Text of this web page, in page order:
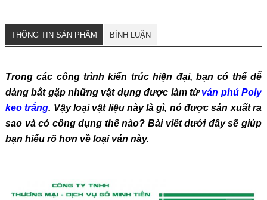
THÔNG TIN SẢN PHẨM BÌNH LUẬN
Trong các công trình kiến trúc hiện đại, bạn có thể dễ
dàng bắt gặp những vật dụng được làm từván phủ Poly
keo trắng. Vậy loại vật liệu này là gì, nó được sản xuất ra
sao và có công dụng thế nào? Bài viết dưới đây sẽ giúp
bạn hiểu rõ hơn về loại ván này.